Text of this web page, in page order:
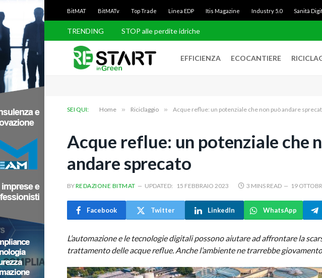
BitMAT BitMATv Top Trade Linea EDP Itis Magazine Industry 5.0 Sanità
TRENDING STOP alle perdite idriche
EFFICIENZA ECOCANTIERE
SEI QUI: Home » Riciclaggio » Acque reflue: un potenziale che non può andare
Acque reflue: un potenziale che
andare sprecato
BYREDAZIONE BITMAT UPDATED: 15 FEBBRAIO 2023 3 MINS READ 19
Facebook Twitter LinkedIn WhatsApp
L’automazione e le tecnologie digitali possono aiutare ad affrontare la
trattamento delle acque reflue. Anche l’ambiente ne trarrebbe